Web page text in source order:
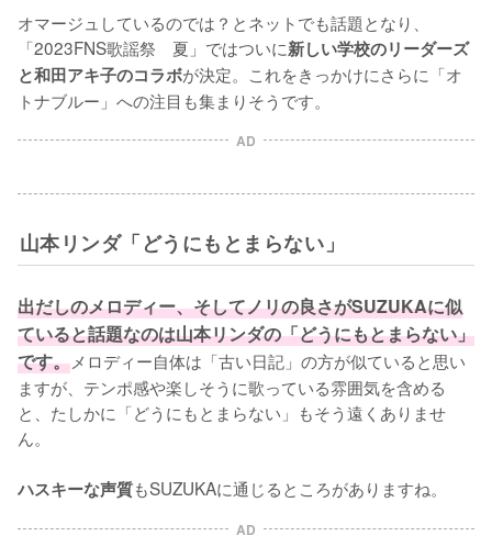
オマージュしているのでは？とネットでも話題となり、
「2023FNS歌謡祭　夏」ではついに新しい学校のリーダーズ
と和田アキ子のコラボが決定。これをきっかけにさらに「オ
トナブルー」への注目も集まりそうです。
AD
山本リンダ「どうにもとまらない」
出だしのメロディー、そしてノリの良さがSUZUKAに似
ていると話題なのは山本リンダの「どうにもとまらない」
です。メロディー自体は「古い日記」の方が似ていると思い
ますが、テンポ感や楽しそうに歌っている雰囲気を含める
と、たしかに「どうにもとまらない」もそう遠くありませ
ん。
ハスキーな声質もSUZUKAに通じるところがありますね。
AD